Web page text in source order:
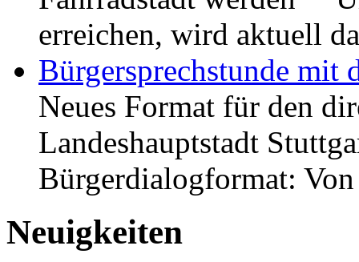
erreichen, wird aktuell
Bürgersprechstunde mit
Neues Format für den
Landeshauptstadt
Bürgerdialogformat:
Neuigkeiten